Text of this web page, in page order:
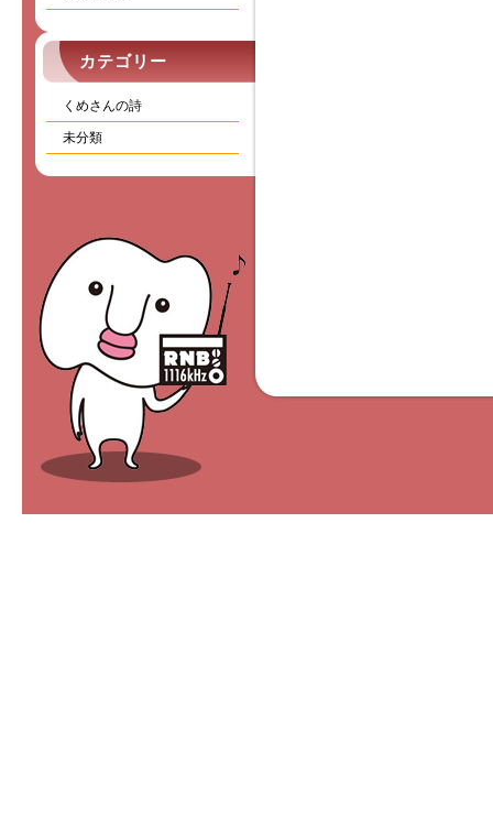
カテゴリー
くめさんの詩
未分類